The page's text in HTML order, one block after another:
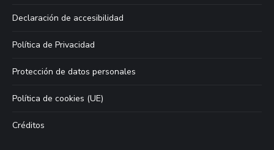
Declaración de accesibilidad
Política de Privacidad
Protección de datos personales
Política de cookies (UE)
Créditos